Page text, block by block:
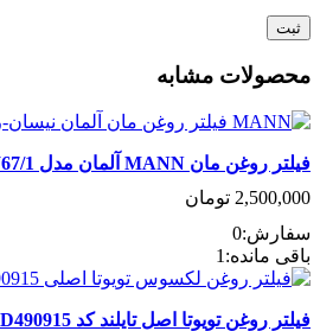
محصولات مشابه
فیلتر روغن مان MANN آلمان مدل W67/1 مناسب برای نیسان، رنو، اینفینیتی و سایر برندها
2,500,000 تومان
افزودن به سبد خرید
سفارش:0
باقی مانده: 1
فیلتر روغن تویوتا اصل تایلند کد YZZD490915 مناسب برای لکسوس GS430